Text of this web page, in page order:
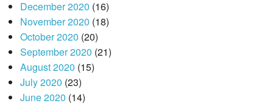
December 2020 (16)
November 2020 (18)
October 2020 (20)
September 2020 (21)
August 2020 (15)
July 2020 (23)
June 2020 (14)